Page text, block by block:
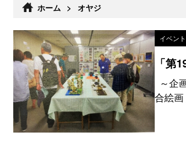
ホーム > オヤジ
イベント
「第
～企
合絵